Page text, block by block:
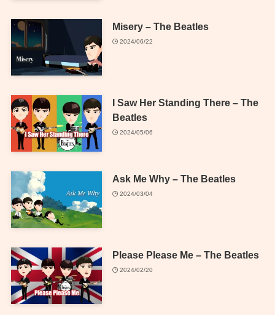
Misery – The Beatles
2024/06/22
I Saw Her Standing There – The
Beatles
2024/05/06
Ask Me Why – The Beatles
2024/03/04
Please Please Me – The Beatles
2024/02/20